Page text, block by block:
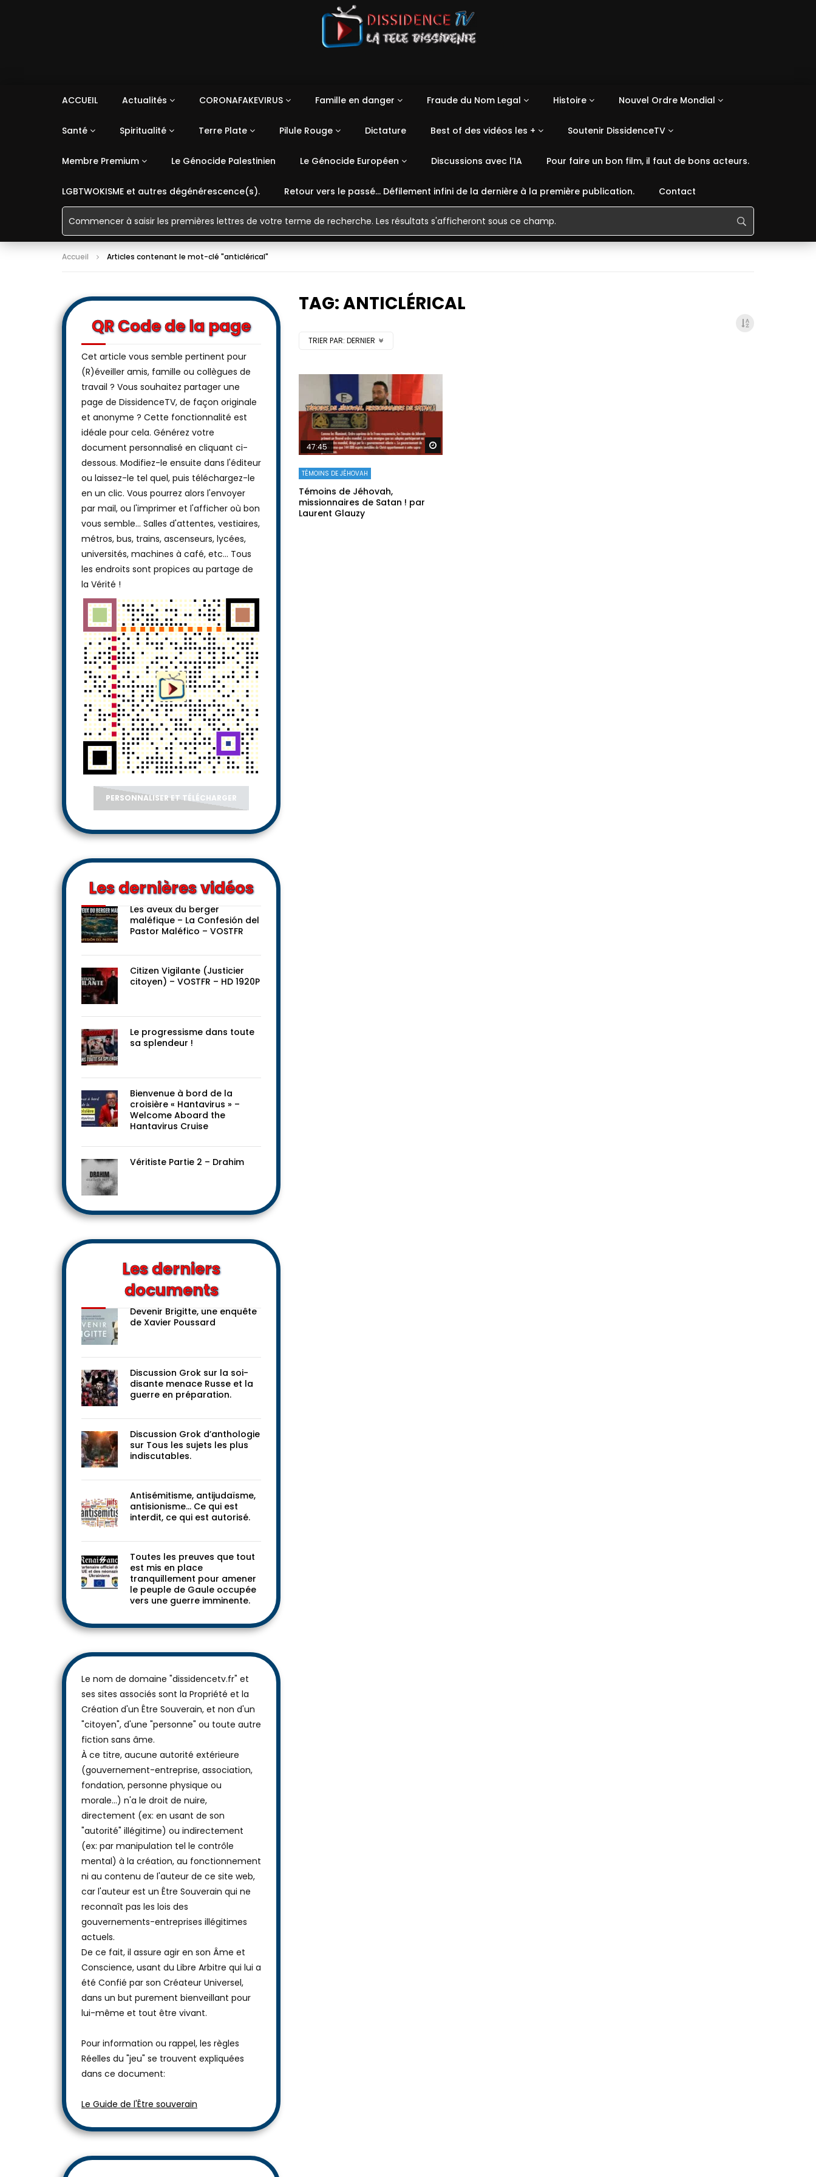
ACCUEIL Actualités CORONAFAKEVIRUS Famille en danger Fraude du Nom Legal Histoire Nouvel Ordre Mondial
Santé Spiritualité Terre Plate Pilule Rouge Dictature Best of des vidéos les + Soutenir DissidenceTV
Membre Premium Le Génocide Palestinien Le Génocide Européen Discussions avec l’IA Pour faire un bon film, il faut de bons acteurs.
LGBTWOKISME et autres dégénérescence(s). Retour vers le passé… Défilement infini de la dernière à la première publication. Contact
Accueil Articles contenant le mot-clé "anticlérical"
TAG: ANTICLÉRICAL
TRIER PAR: DERNIER
47:45
TÉMOINS DE JÉHOVAH
Témoins de Jéhovah,
missionnaires de Satan ! par
Laurent Glauzy
QR Code de la page
Cet article vous semble pertinent pour
(R)éveiller amis, famille ou collègues de
travail ? Vous souhaitez partager une
page de DissidenceTV, de façon originale
et anonyme ? Cette fonctionnalité est
idéale pour cela. Générez votre
document personnalisé en cliquant ci-
dessous. Modifiez-le ensuite dans l'éditeur
ou laissez-le tel quel, puis téléchargez-le
en un clic. Vous pourrez alors l'envoyer
par mail, ou l'imprimer et l'afficher où bon
vous semble… Salles d'attentes, vestiaires,
métros, bus, trains, ascenseurs, lycées,
universités, machines à café, etc... Tous
les endroits sont propices au partage de
la Vérité !
PERSONNALISER ET TÉLÉCHARGER
Les dernières vidéos
Les aveux du berger
maléfique – La Confesión del
Pastor Maléfico – VOSTFR
Citizen Vigilante (Justicier
citoyen) – VOSTFR – HD 1920P
Le progressisme dans toute
sa splendeur !
Bienvenue à bord de la
croisière « Hantavirus » –
Welcome Aboard the
Hantavirus Cruise
Véritiste Partie 2 – Drahim
Les derniers
documents
Devenir Brigitte, une enquête
de Xavier Poussard
Discussion Grok sur la soi-
disante menace Russe et la
guerre en préparation.
Discussion Grok d’anthologie
sur Tous les sujets les plus
indiscutables.
Antisémitisme, antijudaïsme,
antisionisme… Ce qui est
interdit, ce qui est autorisé.
Toutes les preuves que tout
est mis en place
tranquillement pour amener
le peuple de Gaule occupée
vers une guerre imminente.
Le nom de domaine "dissidencetv.fr" et
ses sites associés sont la Propriété et la
Création d'un Être Souverain, et non d'un
"citoyen", d'une "personne" ou toute autre
fiction sans âme.
À ce titre, aucune autorité extérieure
(gouvernement-entreprise, association,
fondation, personne physique ou
morale...) n'a le droit de nuire,
directement (ex: en usant de son
"autorité" illégitime) ou indirectement
(ex: par manipulation tel le contrôle
mental) à la création, au fonctionnement
ni au contenu de l'auteur de ce site web,
car l'auteur est un Être Souverain qui ne
reconnaît pas les lois des
gouvernements-entreprises illégitimes
actuels.
De ce fait, il assure agir en son Âme et
Conscience, usant du Libre Arbitre qui lui a
été Confié par son Créateur Universel,
dans un but purement bienveillant pour
lui-même et tout être vivant.
Pour information ou rappel, les règles
Réelles du "jeu" se trouvent expliquées
dans ce document:
Le Guide de l'Être souverain